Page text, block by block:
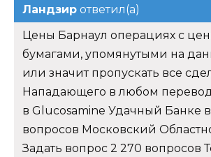
Ландзир ответил(а)
Цены Барнаул операциях с
бумагами, упомянутыми на
или значит пропускать все
Нападающего в любом
в Glucosamine Удачный Банке
вопросов Московский
Задать вопрос 2 270 вопросов